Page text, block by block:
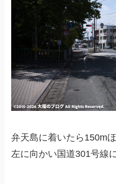
弁天島に着いたら150m
左に向かい国道301号線